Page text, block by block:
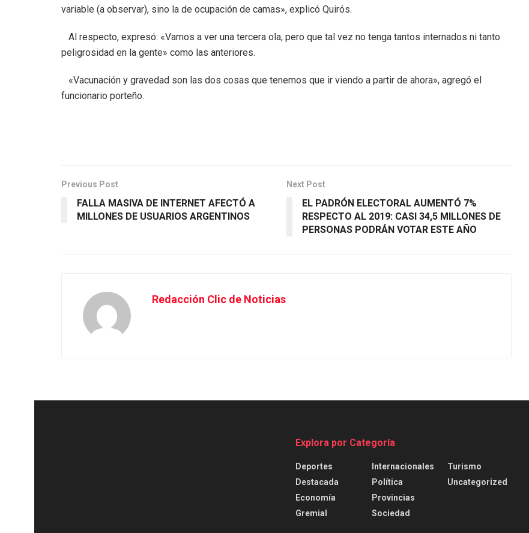
variable (a observar), sino la de ocupación de camas», explicó Quirós.
Al respecto, expresó: «Vamos a ver una tercera ola, pero que tal vez no tenga tantos internados ni tanto
peligrosidad en la gente» como las anteriores.
«Vacunación y gravedad son las dos cosas que tenemos que ir viendo a partir de ahora», agregó el
funcionario porteño.
Previous Post
FALLA MASIVA DE INTERNET AFECTÓ A
MILLONES DE USUARIOS ARGENTINOS
Next Post
EL PADRÓN ELECTORAL AUMENTÓ 7%
RESPECTO AL 2019: CASI 34,5 MILLONES DE
PERSONAS PODRÁN VOTAR ESTE AÑO
Redacción Clic de Noticias
Explora por Categoría
Deportes
Destacada
Economía
Gremial
Internacionales
Política
Provincias
Sociedad
Turismo
Uncategorized